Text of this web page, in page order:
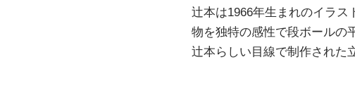
辻本は1966年生まれのイラ
物を独特の感性で段ボールの
辻本らしい目線で制作された